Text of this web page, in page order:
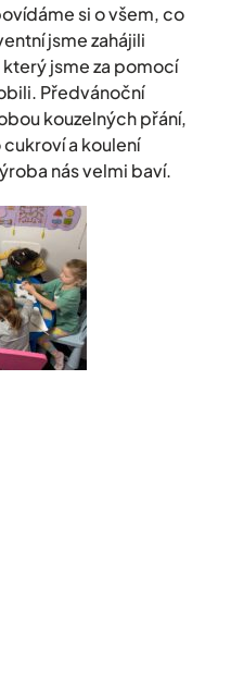
si o všem, co
jsme zahájili
jsme za pomocí
Předvánoční
kouzelných přání,
a koulení
nás velmi baví.